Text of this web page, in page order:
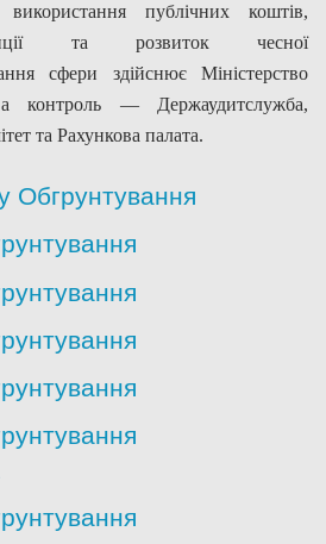
публічних коштів,
та розвиток чесної
сфери здійснює Міністерство
контроль — Держаудитслужба,
та Рахункова палата.
Обгрунтування